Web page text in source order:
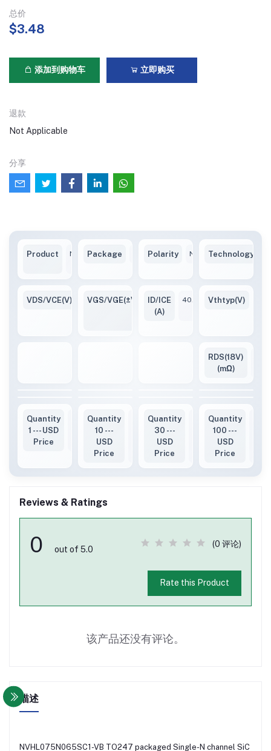
总价
$3.48
添加到购物车 立即购买
退款
Not Applicable
分享
Product
NVHL075N065SC1-
Package TO247Polarity N Technology
VDS/VCE(V) 650V
VGS/VGE(±V)
-10
/
ID/ICE
(A)
40A Vthtyp(V)
RDS(18V)
(mΩ)
Quantity
1 --- USD
Price
Quantity
10 ---
USD
Price
Quantity
30 ---
USD
Price
Quantity
100 ---
USD
Price
Reviews & Ratings
0 out of 5.0
(0 评论)
Rate this Product
该产品还没有评论。
描述
NVHL075N065SC1-VB TO247 packaged Single-N channel SiC